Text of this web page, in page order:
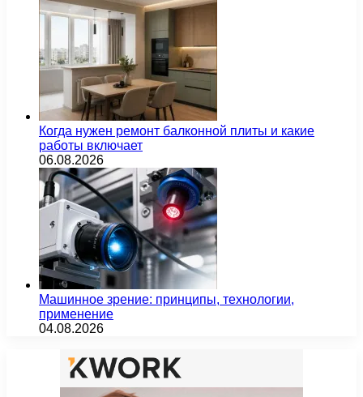
Когда нужен ремонт балконной плиты и какие
работы включает
06.08.2026
Машинное зрение: принципы, технологии,
применение
04.08.2026